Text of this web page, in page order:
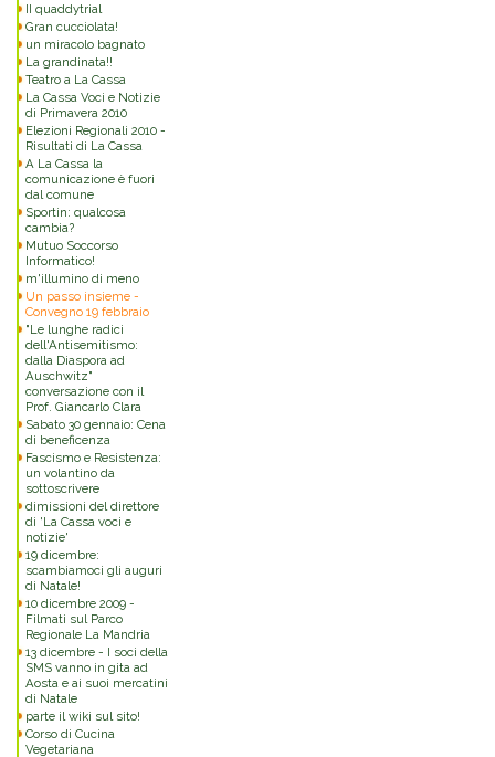
II quaddytrial
Gran cucciolata!
un miracolo bagnato
La grandinata!!
Teatro a La Cassa
La Cassa Voci e Notizie
di Primavera 2010
Elezioni Regionali 2010 -
Risultati di La Cassa
A La Cassa la
comunicazione è fuori
dal comune
Sportin: qualcosa
cambia?
Mutuo Soccorso
Informatico!
m'illumino di meno
Un passo insieme -
Convegno 19 febbraio
"Le lunghe radici
dell'Antisemitismo:
dalla Diaspora ad
Auschwitz"
conversazione con il
Prof. Giancarlo Clara
Sabato 30 gennaio: Cena
di beneficenza
Fascismo e Resistenza:
un volantino da
sottoscrivere
dimissioni del direttore
di 'La Cassa voci e
notizie'
19 dicembre:
scambiamoci gli auguri
di Natale!
10 dicembre 2009 -
Filmati sul Parco
Regionale La Mandria
13 dicembre - I soci della
SMS vanno in gita ad
Aosta e ai suoi mercatini
di Natale
parte il wiki sul sito!
Corso di Cucina
Vegetariana